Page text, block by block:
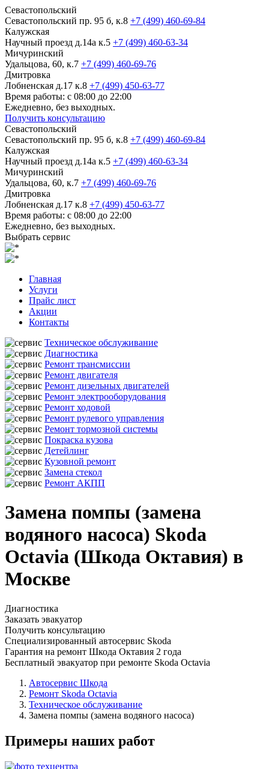
Севастопольский
Севастопольский пр. 95 б, к.8 +7 (499) 460-69-84
Калужская
Научный проезд д.14а к.5 +7 (499) 460-63-34
Мичуринский
Удальцова, 60, к.7 +7 (499) 460-69-76
Дмитровка
Лобненская д.17 к.8 +7 (499) 450-63-77
Время работы: с 08:00 до 22:00
Ежедневно, без выходных.
Получить консультацию
Севастопольский
Севастопольский пр. 95 б, к.8 +7 (499) 460-69-84
Калужская
Научный проезд д.14а к.5 +7 (499) 460-63-34
Мичуринский
Удальцова, 60, к.7 +7 (499) 460-69-76
Дмитровка
Лобненская д.17 к.8 +7 (499) 450-63-77
Время работы: с 08:00 до 22:00
Ежедневно, без выходных.
Выбрать сервис
Главная
Услуги
Прайс лист
Акции
Контакты
Техническое обслуживание
Диагностика
Ремонт трансмиссии
Ремонт двигателя
Ремонт дизельных двигателей
Ремонт электрооборудования
Ремонт ходовой
Ремонт рулевого управления
Ремонт тормозной системы
Покраска кузова
Детейлинг
Кузовной ремонт
Замена стекол
Ремонт АКПП
Замена помпы (замена
водяного насоса) Skoda
Octavia (Шкода Октавия) в
Москве
Диагностика
Заказать эвакуатор
Получить консультацию
Специализированный автосервис Skoda
Гарантия на ремонт Шкода Октавия 2 года
Бесплатный эвакуатор при ремонте Skoda Octavia
Автосервис Шкода
Ремонт Skoda Octavia
Техническое обслуживание
Замена помпы (замена водяного насоса)
Примеры наших работ